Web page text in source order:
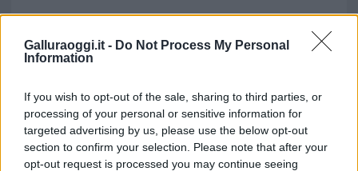
Galluraoggi.it - Do Not Process My Personal
Information
If you wish to opt-out of the sale, sharing to third parties, or
processing of your personal or sensitive information for
targeted advertising by us, please use the below opt-out
section to confirm your selection. Please note that after your
opt-out request is processed you may continue seeing